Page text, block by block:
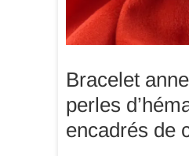
Bracelet
perles
encadrés de